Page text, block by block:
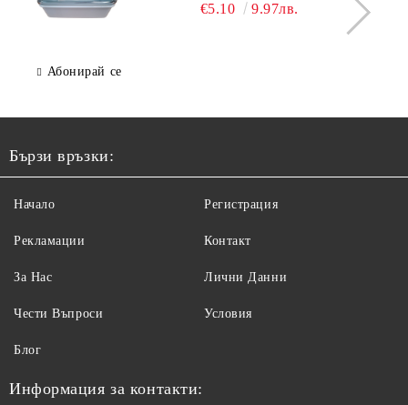
€5.10 9.97лв.
Абонирай се
Бързи връзки:
Начало
Рекламации
За Нас
Чести Въпроси
Регистрация
Контакт
Лични Данни
Условия
Блог
Информация за контакти: